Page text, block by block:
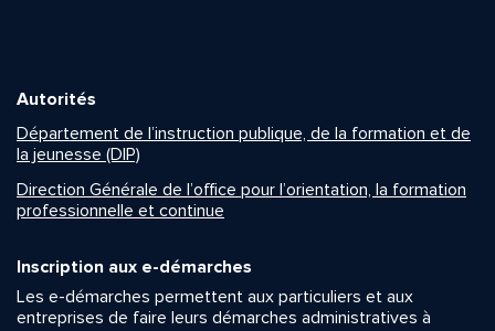
Autorités
Département de l’instruction publique, de la formation et de
la jeunesse (DIP)
Direction Générale de l’office pour l’orientation, la formation
professionnelle et continue
Inscription aux e-démarches
Les e-démarches permettent aux particuliers et aux
entreprises de faire leurs démarches administratives à